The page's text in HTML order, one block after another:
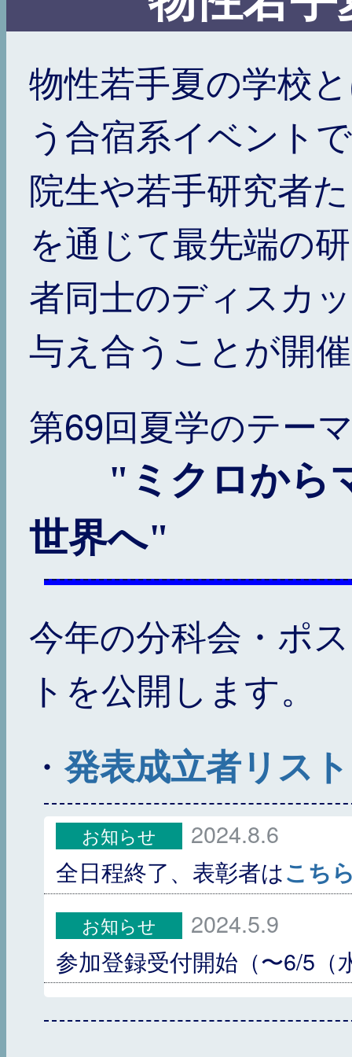
物性若手夏の学校
う合宿系イベント
院生や若手研究者
を通じて最先端の
者同士のディスカ
与え合うことが開
第69回夏学のテー
"ミクロから
世界へ"
今年の分科会・ポ
トを公開します。
・発表成立者リス
お知らせ
2024.8.6
全日程終了、表彰者はこち
お知らせ
2024.5.9
参加登録受付開始（〜6/5（
お知らせ
2024.2.1